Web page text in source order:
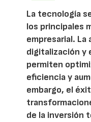
La tecnología
los principales
empresarial.
digitalización y
permiten
eficiencia y
embargo, el
de la inversión